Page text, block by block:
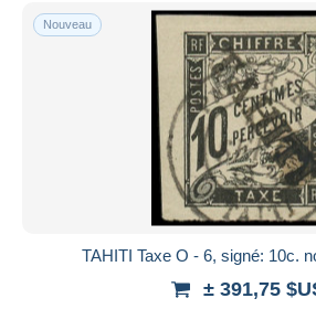
Nouveau
TAHITI Taxe O - 6, signé: 10c.
± 391,75